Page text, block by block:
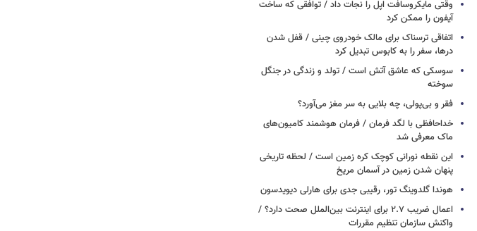
وقتی مایکروسافت اپل را نجات داد / توافقی که ساخت
آیفون را ممکن کرد
اتفاقی ترسناک برای مالک خودروی چینی / قفل شدن
درها، سفر را به کابوس تبدیل کرد
سوسکی که عاشق آتش است / تولد و زندگی در جنگل
سوخته
فقر و بی‌پولی، چه بلایی به سر مغز می‌آورد؟
خداحافظی با لگد فرمان / فرمان هوشمند کامیون‌های
ماک معرفی شد
این نقطه نورانی کوچک کره زمین است / لحظه تاریخی
پنهان شدن زمین در آسمان مریخ
هوندا گلدوینگ تور، رقیبی جدی برای هارلی دیویدسون
اعمال ضریب ۲.۷ برای اینترنت بین‌الملل صحت دارد؟ /
واکنش سازمان تنظیم مقررات